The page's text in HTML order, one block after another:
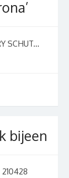
SCHUT...
bijeen